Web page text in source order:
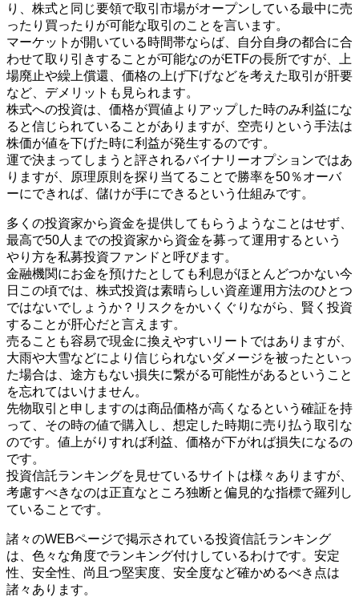
り、株式と同じ要領で取引市場がオープンしている最中に売
ったり買ったりが可能な取引のことを言います。
マーケットが開いている時間帯ならば、自分自身の都合に合
わせて取り引きすることが可能なのがETFの長所ですが、上
場廃止や繰上償還、価格の上げ下げなどを考えた取引が肝要
など、デメリットも見られます。
株式への投資は、価格が買値よりアップした時のみ利益にな
ると信じられていることがありますが、空売りという手法は
株価が値を下げた時に利益が発生するのです。
運で決まってしまうと評されるバイナリーオプションではあ
りますが、原理原則を探り当てることで勝率を50％オーバ
ーにできれば、儲けが手にできるという仕組みです。
多くの投資家から資金を提供してもらうようなことはせず、
最高で50人までの投資家から資金を募って運用するという
やり方を私募投資ファンドと呼びます。
金融機関にお金を預けたとしても利息がほとんどつかない今
日この頃では、株式投資は素晴らしい資産運用方法のひとつ
ではないでしょうか？リスクをかいくぐりながら、賢く投資
することが肝心だと言えます。
売ることも容易で現金に換えやすいリートではありますが、
大雨や大雪などにより信じられないダメージを被ったといっ
た場合は、途方もない損失に繋がる可能性があるということ
を忘れてはいけません。
先物取引と申しますのは商品価格が高くなるという確証を持
って、その時の値で購入し、想定した時期に売り払う取引な
のです。値上がりすれば利益、価格が下がれば損失になるの
です。
投資信託ランキングを見せているサイトは様々ありますが、
考慮すべきなのは正直なところ独断と偏見的な指標で羅列し
ていることです。
諸々のWEBページで掲示されている投資信託ランキング
は、色々な角度でランキング付けしているわけです。安定
性、安全性、尚且つ堅実度、安全度など確かめるべき点は
諸々あります。